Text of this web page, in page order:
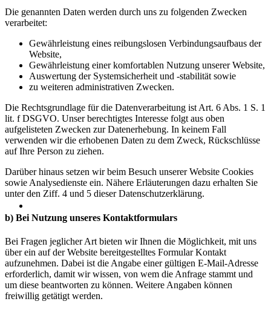
Die genannten Daten werden durch uns zu folgenden Zwecken
verarbeitet:
Gewährleistung eines reibungslosen Verbindungsaufbaus der
Website,
Gewährleistung einer komfortablen Nutzung unserer Website,
Auswertung der Systemsicherheit und -stabilität sowie
zu weiteren administrativen Zwecken.
Die Rechtsgrundlage für die Datenverarbeitung ist Art. 6 Abs. 1 S. 1
lit. f DSGVO. Unser berechtigtes Interesse folgt aus oben
aufgelisteten Zwecken zur Datenerhebung. In keinem Fall
verwenden wir die erhobenen Daten zu dem Zweck, Rückschlüsse
auf Ihre Person zu ziehen.
Darüber hinaus setzen wir beim Besuch unserer Website Cookies
sowie Analysedienste ein. Nähere Erläuterungen dazu erhalten Sie
unter den Ziff. 4 und 5 dieser Datenschutzerklärung.
b) Bei Nutzung unseres Kontaktformulars
Bei Fragen jeglicher Art bieten wir Ihnen die Möglichkeit, mit uns
über ein auf der Website bereitgestelltes Formular Kontakt
aufzunehmen. Dabei ist die Angabe einer gültigen E-Mail-Adresse
erforderlich, damit wir wissen, von wem die Anfrage stammt und
um diese beantworten zu können. Weitere Angaben können
freiwillig getätigt werden.